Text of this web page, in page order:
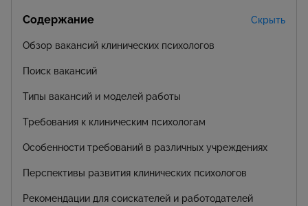
Содержание Скрыть
Обзор вакансий клинических психологов
Поиск вакансий
Типы вакансий и моделей работы
Требования к клиническим психологам
Особенности требований в различных учреждениях
Перспективы развития клинических психологов
Рекомендации для соискателей и работодателей